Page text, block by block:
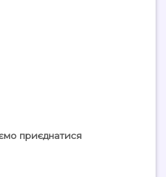
приєднатися